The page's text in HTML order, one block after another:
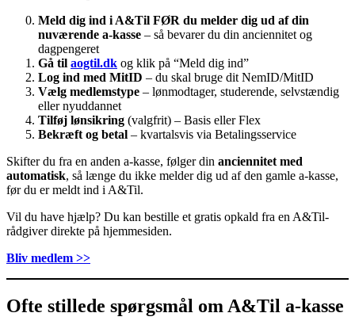
Meld dig ind i A&Til FØR du melder dig ud af din
nuværende a-kasse – så bevarer du din anciennitet og
dagpengeret
Gå til aogtil.dk og klik på “Meld dig ind”
Log ind med MitID – du skal bruge dit NemID/MitID
Vælg medlemstype – lønmodtager, studerende, selvstændig
eller nyuddannet
Tilføj lønsikring (valgfrit) – Basis eller Flex
Bekræft og betal – kvartalsvis via Betalingsservice
Skifter du fra en anden a-kasse, følger din anciennitet med
automatisk, så længe du ikke melder dig ud af den gamle a-kasse,
før du er meldt ind i A&Til.
Vil du have hjælp? Du kan bestille et gratis opkald fra en A&Til-
rådgiver direkte på hjemmesiden.
Bliv medlem >>
Ofte stillede spørgsmål om A&Til a-kasse